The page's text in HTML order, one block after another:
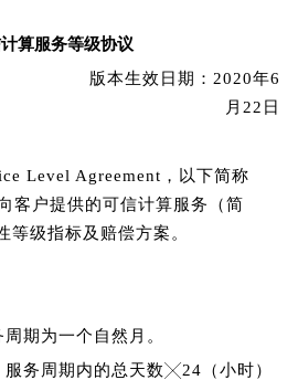
算服务等级协议
版本生效日期：2020年6
月22日
Level Agreement，以下简称
客户提供的可信计算服务（简
等级指标及赔偿方案。
周期为一个自然月。
服务周期内的总天数╳24（小时）